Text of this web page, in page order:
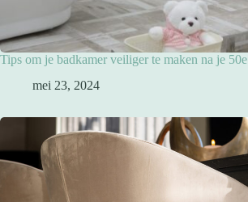
Tips om je badkamer veiliger te maken na je 50e
mei 23, 2024